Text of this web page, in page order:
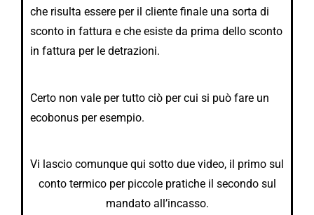
che risulta essere per il cliente finale una sorta di
sconto in fattura e che esiste da prima dello sconto
in fattura per le detrazioni.
Certo non vale per tutto ciò per cui si può fare un
ecobonus per esempio.
Vi lascio comunque qui sotto due video, il primo sul
conto termico per piccole pratiche il secondo sul
mandato all’incasso.